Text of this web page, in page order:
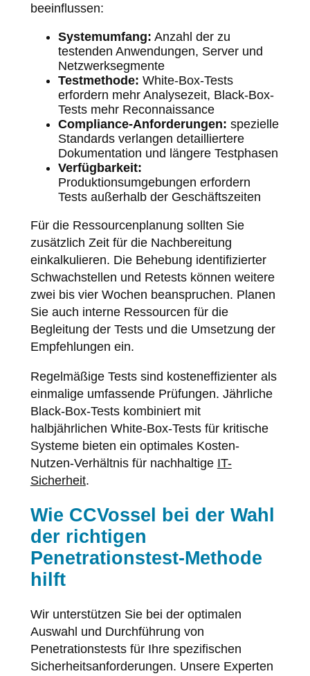
beeinflussen:
Systemumfang: Anzahl der zu
testenden Anwendungen, Server und
Netzwerksegmente
Testmethode: White-Box-Tests
erfordern mehr Analysezeit, Black-Box-
Tests mehr Reconnaissance
Compliance-Anforderungen: spezielle
Standards verlangen detailliertere
Dokumentation und längere Testphasen
Verfügbarkeit:
Produktionsumgebungen erfordern
Tests außerhalb der Geschäftszeiten
Für die Ressourcenplanung sollten Sie
zusätzlich Zeit für die Nachbereitung
einkalkulieren. Die Behebung identifizierter
Schwachstellen und Retests können weitere
zwei bis vier Wochen beanspruchen. Planen
Sie auch interne Ressourcen für die
Begleitung der Tests und die Umsetzung der
Empfehlungen ein.
Regelmäßige Tests sind kosteneffizienter als
einmalige umfassende Prüfungen. Jährliche
Black-Box-Tests kombiniert mit
halbjährlichen White-Box-Tests für kritische
Systeme bieten ein optimales Kosten-
Nutzen-Verhältnis für nachhaltige IT-
Sicherheit.
Wie CCVossel bei der Wahl
der richtigen
Penetrationstest-Methode
hilft
Wir unterstützen Sie bei der optimalen
Auswahl und Durchführung von
Penetrationstests für Ihre spezifischen
Sicherheitsanforderungen. Unsere Experten